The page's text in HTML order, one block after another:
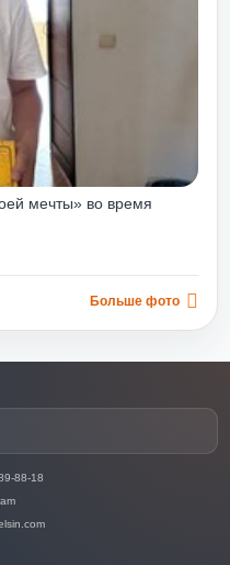
мечты» во время
Больше фото
88-18